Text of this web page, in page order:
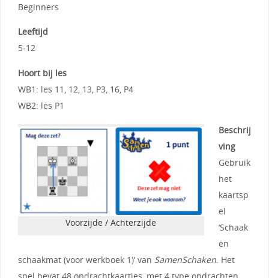
Beginners
Leeftijd
5-12
Hoort bij les
WB1: les 11, 12, 13, P3, 16, P4
WB2: les P1
Voorzijde / Achterzijde
Beschrij
ving
Gebruik
het
kaartsp
el
‘Schaak
en
schaakmat (voor werkboek 1)’ van SamenSchaken. Het